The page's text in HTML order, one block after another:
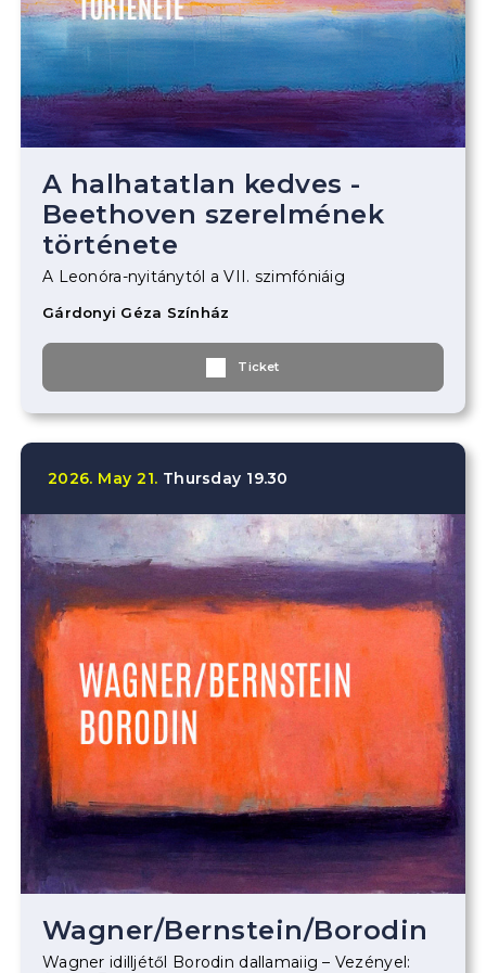
A halhatatlan kedves -
Beethoven szerelmének
története
A Leonóra-nyitánytól a VII. szimfóniáig
Gárdonyi Géza Színház
Ticket
2026. May 21. Thursday 19.30
Wagner/Bernstein/Borodin
Wagner idilljétől Borodin dallamaiig – Vezényel: